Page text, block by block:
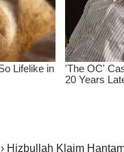
› Hizbullah Klaim